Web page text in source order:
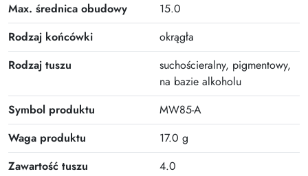
Max. średnica obudowy
15.0
Rodzaj końcówki
okrągła
Rodzaj tuszu
suchościeralny, pigmentowy,
na bazie alkoholu
Symbol produktu
MW85-A
Waga produktu
17.0 g
Zawartość tuszu
4.0